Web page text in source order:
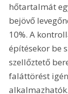
hőtartalmát
bejövő
10%. A
építésekor be
szellőztető
faláttörést